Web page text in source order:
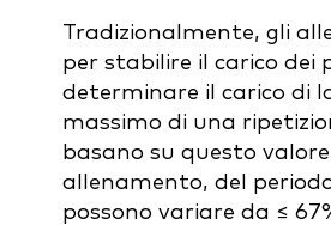
Tradizionalmente, gli
per stabilire il carico dei
determinare il carico di
massimo di una
basano su questo
allenamento, del
possono variare da ≤